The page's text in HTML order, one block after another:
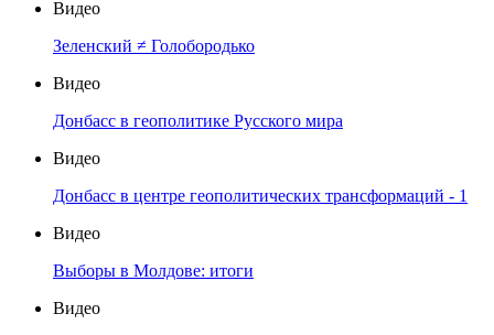
Видео
Зеленский ≠ Голобородько
Видео
Донбасс в геополитике Русского мира
Видео
Донбасс в центре геополитических трансформаций - 1
Видео
Выборы в Молдове: итоги
Видео